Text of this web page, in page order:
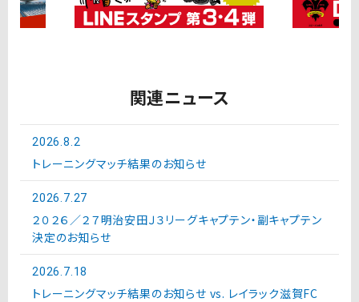
関連ニュース
2026.8.2
トレーニングマッチ結果のお知らせ
2026.7.27
２０２６／２７明治安田Ｊ３リーグキャプテン・副キャプテン
決定のお知らせ
2026.7.18
トレーニングマッチ結果のお知らせ vs. レイラック滋賀FC